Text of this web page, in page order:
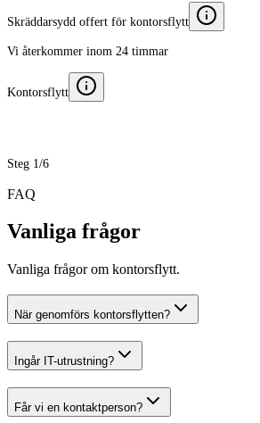
Skräddarsydd offert för kontorsflytt
Vi återkommer inom 24 timmar
Kontorsflytt
Steg 1/6
FAQ
Vanliga frågor
Vanliga frågor om kontorsflytt.
När genomförs kontorsflytten?
Ingår IT-utrustning?
Får vi en kontaktperson?